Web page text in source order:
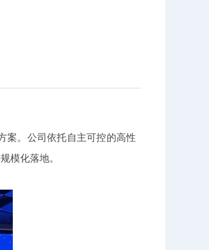
案。公司依托自主可控的高性
模化落地。